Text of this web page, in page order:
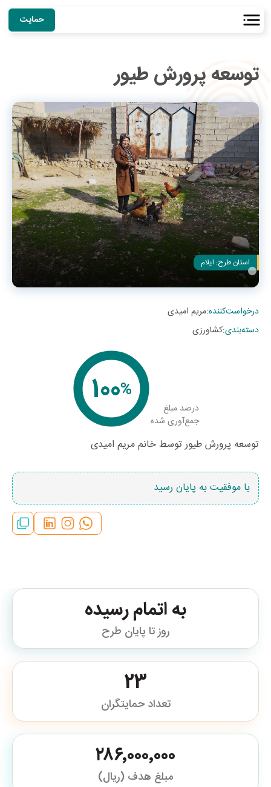
حمایت
توسعه پرورش طیور
استان طرح: ایلام
درخواست‌کننده:مریم امیدی
دسته‌بندی:کشاورزی
درصد مبلغ
جمع‌آوری شده
%
100
توسعه پرورش طیور توسط خانم مریم امیدی
با موفقیت به پایان رسید
به اتمام رسیده
روز تا پایان طرح
23
تعداد حمایتگران
۲۸۶٬۰۰۰٬۰۰۰
مبلغ هدف (ریال)